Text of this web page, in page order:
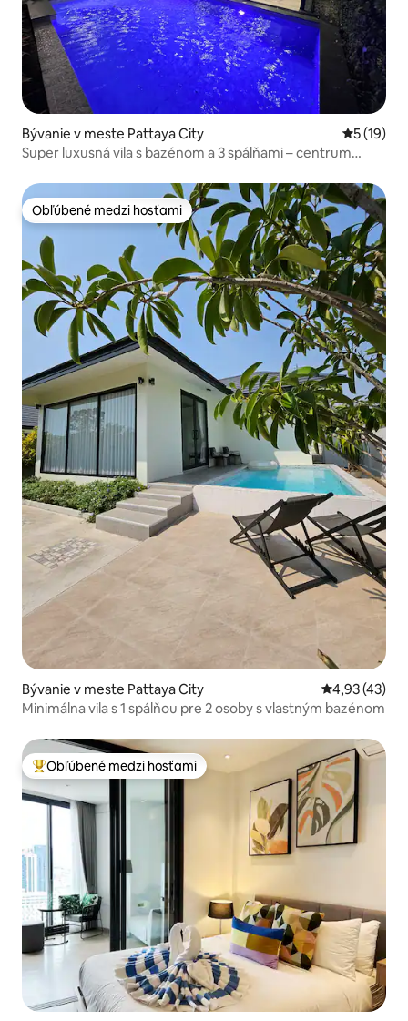
Bývanie v meste Pattaya City
5 (19)
Super luxusná vila s bazénom a 3 spálňami – centrum
Obľúbené medzi hosťami
Obľúbené medzi hosťami
Bývanie v meste Pattaya City Priemerné
4,93 (43)
Minimálna vila s 1 spálňou pre 2 osoby s vlastným bazénom
Najobľúbenejšie medzi hosťami
Obľúbené medzi hosťami